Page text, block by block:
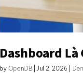
Dashboard Là
by OpenDB |Jul 2, 2026